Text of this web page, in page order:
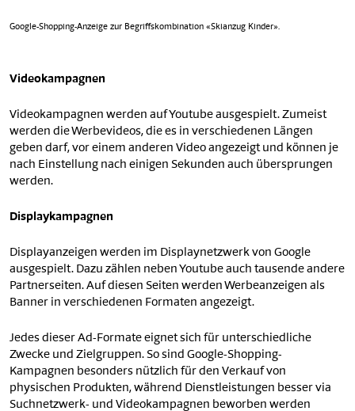
Google-Shopping-Anzeige zur Begriffskombination «Skianzug Kinder».
Videokampagnen
Videokampagnen werden auf Youtube ausgespielt. Zumeist
werden die Werbevideos, die es in verschiedenen Längen
geben darf, vor einem anderen Video angezeigt und können je
nach Einstellung nach einigen Sekunden auch übersprungen
werden.
Displaykampagnen
Displayanzeigen werden im Displaynetzwerk von Google
ausgespielt. Dazu zählen neben Youtube auch tausende andere
Partnerseiten. Auf diesen Seiten werden Werbeanzeigen als
Banner in verschiedenen Formaten angezeigt.
Jedes dieser Ad-Formate eignet sich für unterschiedliche
Zwecke und Zielgruppen. So sind Google-Shopping-
Kampagnen besonders nützlich für den Verkauf von
physischen Produkten, während Dienstleistungen besser via
Suchnetzwerk- und Videokampagnen beworben werden